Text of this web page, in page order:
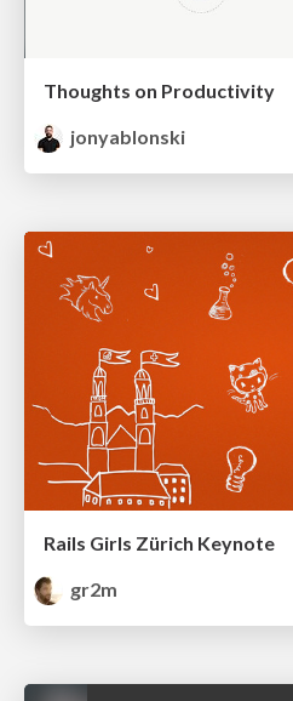
Thoughts on Productivity
jonyablonski
Rails Girls Zürich Keynote
gr2m